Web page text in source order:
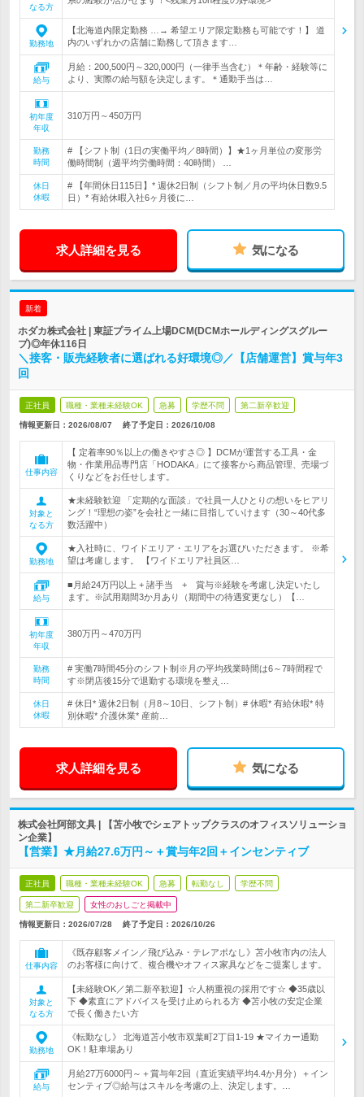
なる方
勤務地
【北海道内限定勤務 …→ 希望エリア限定勤務も可能です！】 道
内のいずれかの店舗に勤務して頂きます…
給与
月給：200,500円～320,000円（一律手当含む）＊年齢・経験等に
より、実際の給与額を決定します。＊通勤手当は…
初年度
年収
310万円～450万円
勤務
時間
# 【シフト制（1日の実働平均／8時間）】★1ヶ月単位の変形労
働時間制（週平均労働時間：40時間） …
休日
休暇
# 【年間休日115日】* 週休2日制（シフト制／月の平均休日数9.5
日）* 有給休暇入社6ヶ月後に…
求人詳細を見る 気になる
新着
ホダカ株式会社 | 東証プライム上場DCM(DCMホールディングスグルー
プ)◎年休116日
＼接客・販売経験者に選ばれる好環境◎／【店舗運営】賞与年3
回
正社員 職種・業種未経験OK 急募 学歴不問 第二新卒歓迎
情報更新日：2026/08/07 終了予定日： 2026/10/08
仕事内容
【 定着率90％以上の働きやすさ◎ 】DCMが運営する工具・金
物・作業用品専門店「HODAKA」にて接客から商品管理、売場づ
くりなどをお任せします。
対象と
なる方
★未経験歓迎 「定期的な面談」で社員一人ひとりの想いをヒアリ
ング！“理想の姿”を会社と一緒に目指していけます（30～40代多
数活躍中）
勤務地
★入社時に、ワイドエリア・エリアをお選びいただきます。 ※希
望は考慮します。 【ワイドエリア社員区…
給与
■月給24万円以上 + 諸手当 + 賞与※経験を考慮し決定いたし
ます。※試用期間3か月あり（期間中の待遇変更なし）【…
初年度
年収
380万円～470万円
勤務
時間
# 実働7時間45分のシフト制※月の平均残業時間は6～7時間程で
す※閉店後15分で退勤する環境を整え…
休日
休暇
# 休日* 週休2日制（月8～10日、シフト制）# 休暇* 有給休暇* 特
別休暇* 介護休業* 産前…
求人詳細を見る 気になる
株式会社阿部文具 | 【苫小牧でシェアトップクラスのオフィスソリューショ
ン企業】
【営業】★月給27.6万円～＋賞与年2回＋インセンティブ
正社員 職種・業種未経験OK 急募 転勤なし 学歴不問
第二新卒歓迎 女性のおしごと掲載中
情報更新日：2026/07/28 終了予定日： 2026/10/26
仕事内容
《既存顧客メイン／飛び込み・テレアポなし》苫小牧市内の法人
のお客様に向けて、複合機やオフィス家具などをご提案します。
対象と
なる方
【未経験OK／第二新卒歓迎】☆人柄重視の採用です☆ ◆35歳以
下 ◆素直にアドバイスを受け止められる方 ◆苫小牧の安定企業
で長く働きたい方
勤務地
《転勤なし》 北海道苫小牧市双葉町2丁目1-19 ★マイカー通勤
OK！駐車場あり
給与
月給27万6000円～＋賞与年2回（直近実績平均4.4か月分）＋イン
センティブ◎給与はスキルを考慮の上、決定します。…